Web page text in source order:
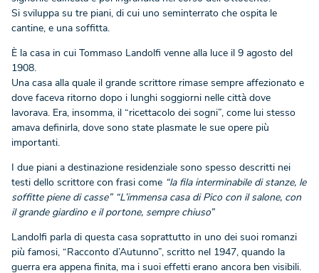
Si sviluppa su tre piani, di cui uno seminterrato che ospita le
cantine, e una soffitta.
È la casa in cui Tommaso Landolfi venne alla luce il 9 agosto del
1908.
Una casa alla quale il grande scrittore rimase sempre affezionato e
dove faceva ritorno dopo i lunghi soggiorni nelle città dove
lavorava. Era, insomma, il “ricettacolo dei sogni”, come lui stesso
amava definirla, dove sono state plasmate le sue opere più
importanti.
I due piani a destinazione residenziale sono spesso descritti nei
testi dello scrittore con frasi come “la fila interminabile di stanze, le
soffitte piene di casse” “L’immensa casa di Pico con il salone, con
il grande giardino e il portone, sempre chiuso”
Landolfi parla di questa casa soprattutto in uno dei suoi romanzi
più famosi, “Racconto d’Autunno”, scritto nel 1947, quando la
guerra era appena finita, ma i suoi effetti erano ancora ben visibili.